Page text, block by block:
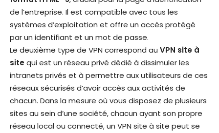
de l’entreprise. Il est compatible avec tous les
systèmes d’exploitation et offre un accès protégé
par un identifiant et un mot de passe.
Le deuxième type de VPN correspond au VPN site à
sitequi est un réseau privé dédié à dissimuler les
intranets privés et à permettre aux utilisateurs de ces
réseaux sécurisés d’avoir accès aux activités de
chacun. Dans la mesure où vous disposez de plusieurs
sites au sein d’une société, chacun ayant son propre
réseau local ou connecté, un VPN site à site peut se